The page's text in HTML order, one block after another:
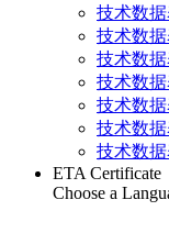
技术数据
技术数据
技术数据
技术数据
技术数据
技术数据
技术数据
ETA Certificate
Choose a